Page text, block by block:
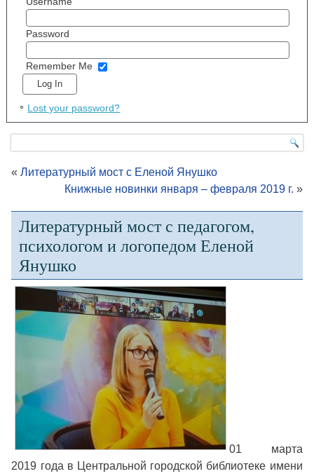
Password
Remember Me
Lost your password?
«Литературный мост с Еленой Янушко
Книжные новинки января – февраля 2019 г. »
Литературный мост с педагогом,
психологом и логопедом Еленой
Янушко
01 марта
2019 года в Центральной городской библиотеке имени